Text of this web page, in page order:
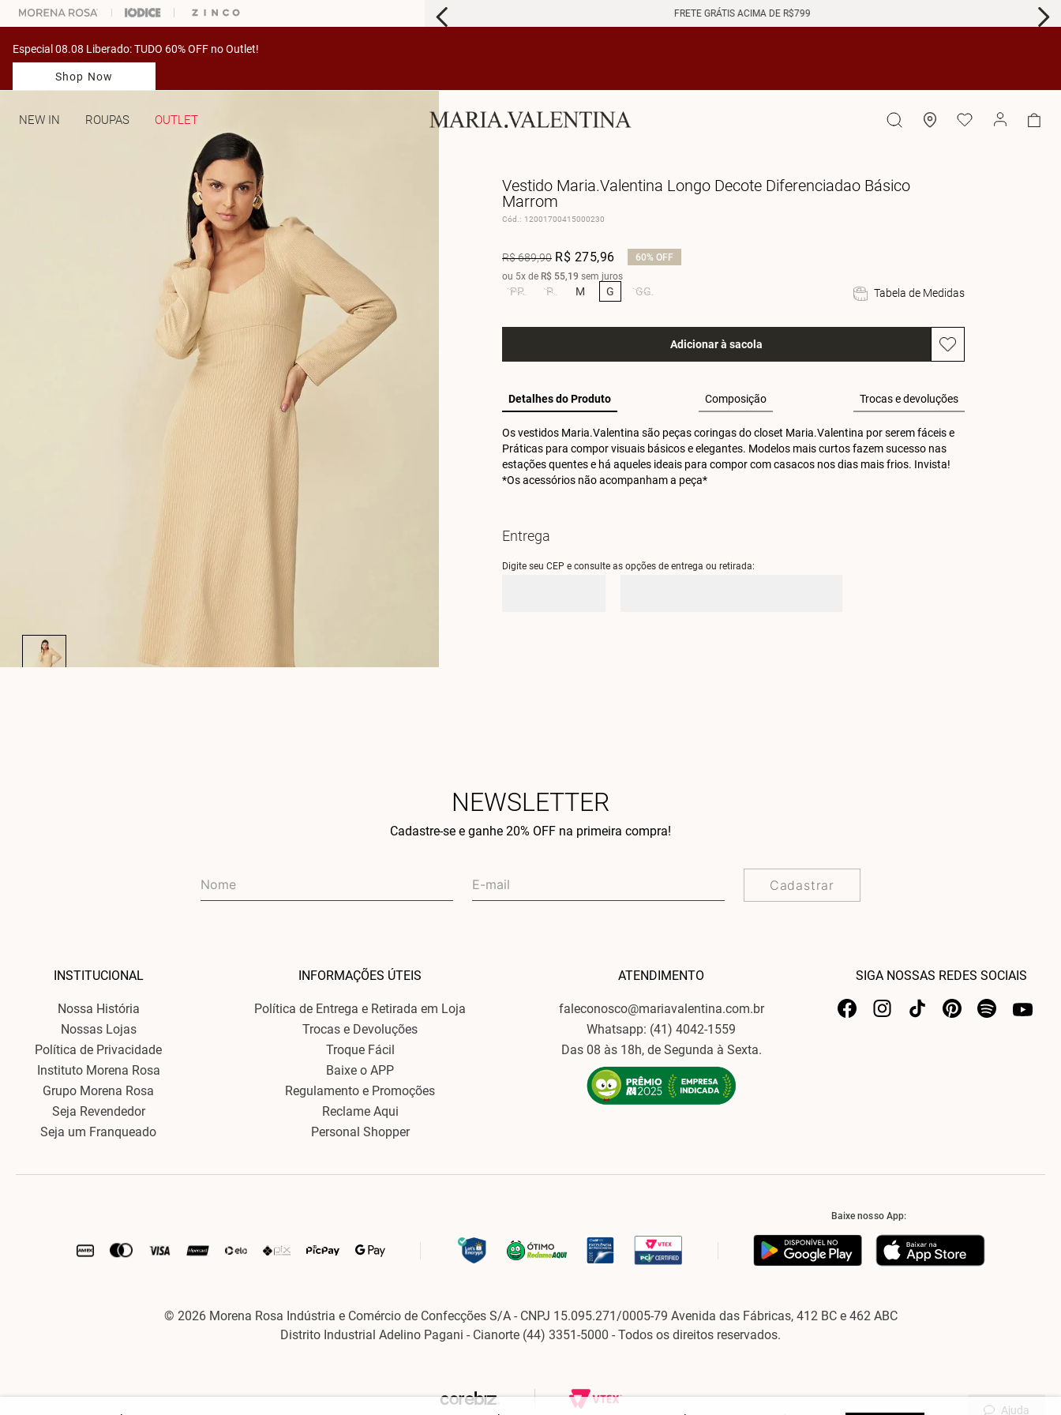
Ajuda
ESCOLHER SEU LOOK? FALE COM NOSSA PERSONAL SHOPPER. FRETE GRÁTIS ACIMA DE R$799
Especial 08.08 Liberado: TUDO 60% OFF no Outlet!
Shop Now
NEW IN ROUPAS OUTLET
Vestido Maria.Valentina Longo Decote Diferenciadao Básico
Marrom
Cód. : 12001700415000230
R$689,90 R$ 275,96 60% OFF
ou 5x de R$ 55,19 sem juros
PP P M G GG Tabela de Medidas
Adicionar à sacola
Detalhes do Produto Composição Trocas e devoluções
Os vestidos Maria.Valentina são peças coringas do closet Maria.Valentina por serem fáceis e
Práticas para compor visuais básicos e elegantes. Modelos mais curtos fazem sucesso nas
estações quentes e há aqueles ideais para compor com casacos nos dias mais frios. Invista!
*Os acessórios não acompanham a peça*
Entrega
Digite seu CEP e consulte as opções de entrega ou retirada:
NEWSLETTER
Cadastre-se e ganhe 20% OFF na primeira compra!
Cadastrar
INSTITUCIONAL
Nossa História
Nossas Lojas
Política de Privacidade
Instituto Morena Rosa
Grupo Morena Rosa
Seja Revendedor
Seja um Franqueado
INFORMAÇÕES ÚTEIS
Política de Entrega e Retirada em Loja
Trocas e Devoluções
Troque Fácil
Baixe o APP
Regulamento e Promoções
Reclame Aqui
Personal Shopper
ATENDIMENTO
faleconosco@mariavalentina.com.br
Whatsapp: (41) 4042-1559
Das 08 às 18h, de Segunda à Sexta.
SIGA NOSSAS REDES SOCIAIS
Baixe nosso App:
© 2026 Morena Rosa Indústria e Comércio de Confecções S/A - CNPJ 15.095.271/0005-79 Avenida das Fábricas, 412 BC e 462 ABC
Distrito Industrial Adelino Pagani - Cianorte (44) 3351-5000 - Todos os direitos reservados.